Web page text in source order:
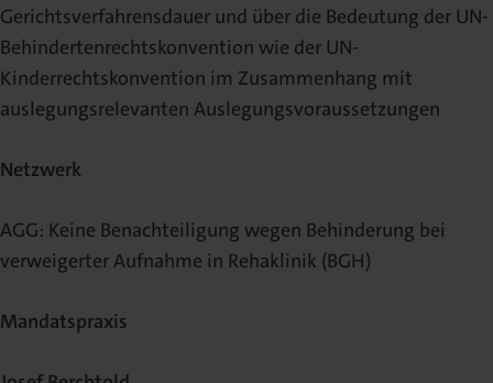
Gerichtsverfahrensdauer und über die Bedeutung der UN-
Behindertenrechtskonvention wie der UN-
Kinderrechtskonvention im Zusammenhang mit
auslegungsrelevanten Auslegungsvoraussetzungen
Netzwerk
AGG: Keine Benachteiligung wegen Behinderung bei
verweigerter Aufnahme in Rehaklinik (BGH)
Mandatspraxis